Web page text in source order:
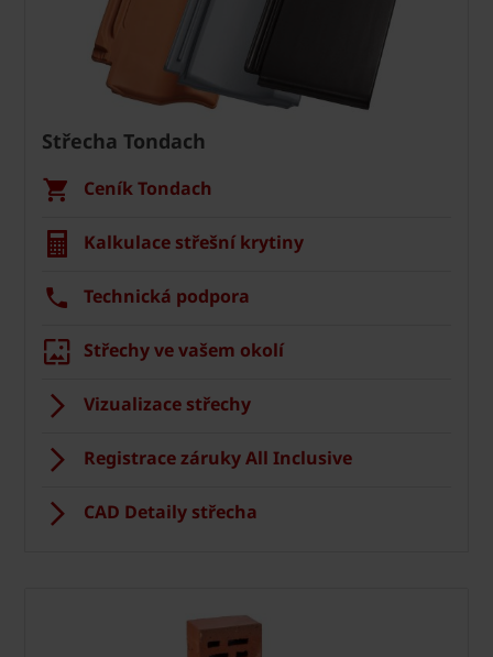
Střecha Tondach
Ceník Tondach
Kalkulace střešní krytiny
Technická podpora
Střechy ve vašem okolí
Vizualizace střechy
Registrace záruky All Inclusive
CAD Detaily střecha